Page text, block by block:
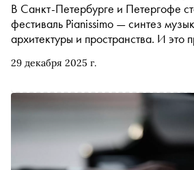
29 декабря 2025 г.
В Санкт-Петербурге и Петергофе
фестиваль Pianissimo — синтез музыки, живописи,
архитектуры и пространства. И это
столицу